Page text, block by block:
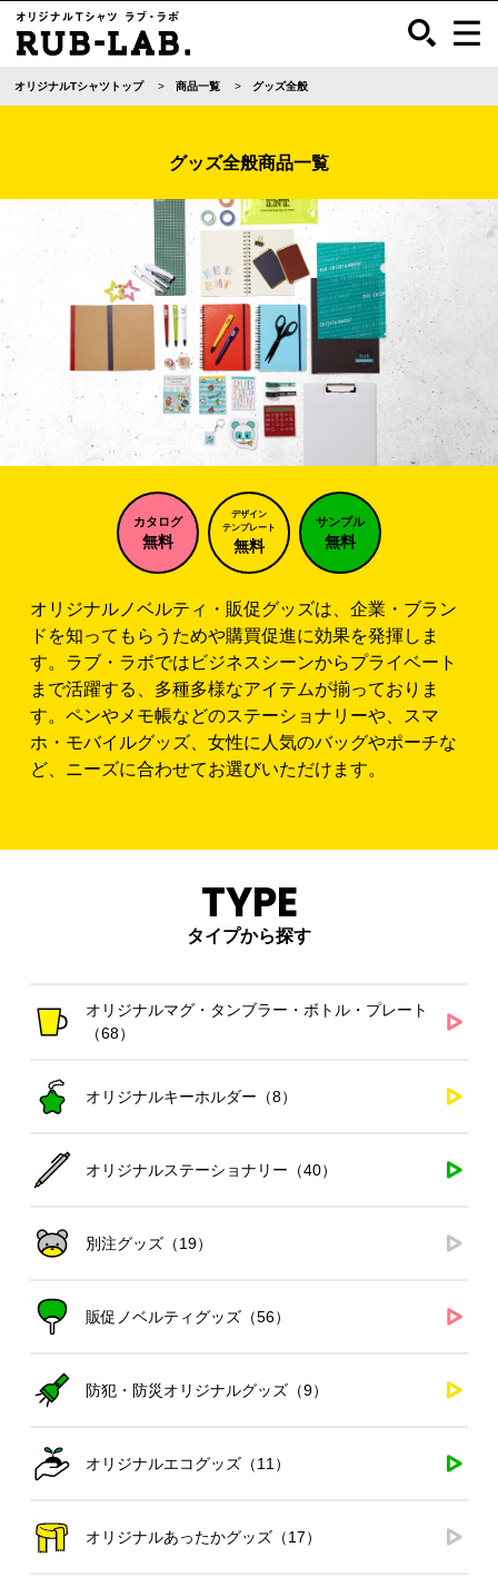
オリジナルTシャツトップ 商品一覧 グッズ全般
グッズ全般商品一覧
カタログ
無料
デザイン
テンプレート
無料
サンプル
無料
オリジナルノベルティ・販促グッズは、企業・ブラン
ドを知ってもらうためや購買促進に効果を発揮しま
す。ラブ・ラボではビジネスシーンからプライベート
まで活躍する、多種多様なアイテムが揃っておりま
す。ペンやメモ帳などのステーショナリーや、スマ
ホ・モバイルグッズ、女性に人気のバッグやポーチな
ど、ニーズに合わせてお選びいただけます。
TYPE
タイプから探す
オリジナルマグ・タンブラー・ボトル・プレート
（68）
オリジナルキーホルダー（8）
オリジナルステーショナリー（40）
別注グッズ（19）
販促ノベルティグッズ（56）
防犯・防災オリジナルグッズ（9）
オリジナルエコグッズ（11）
オリジナルあったかグッズ（17）